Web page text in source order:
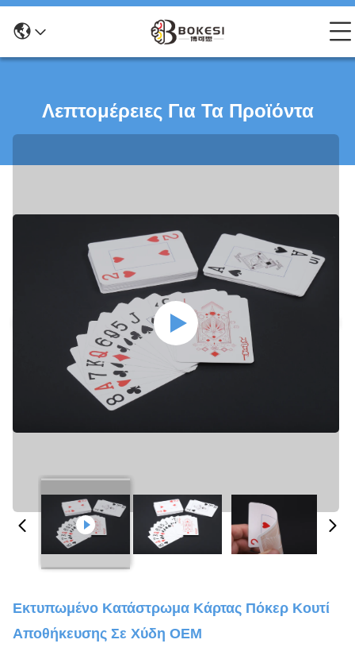
Λεπτομέρειες Για Τα Προϊόντα
Εκτυπωμένο Κατάστρωμα Κάρτας Πόκερ Κουτί
Αποθήκευσης Σε Χύδη OEM